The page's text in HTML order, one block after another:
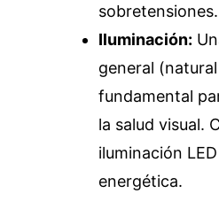
sobretensiones.
Iluminación:
general
fundamental
la salud visual.
iluminación
energética.